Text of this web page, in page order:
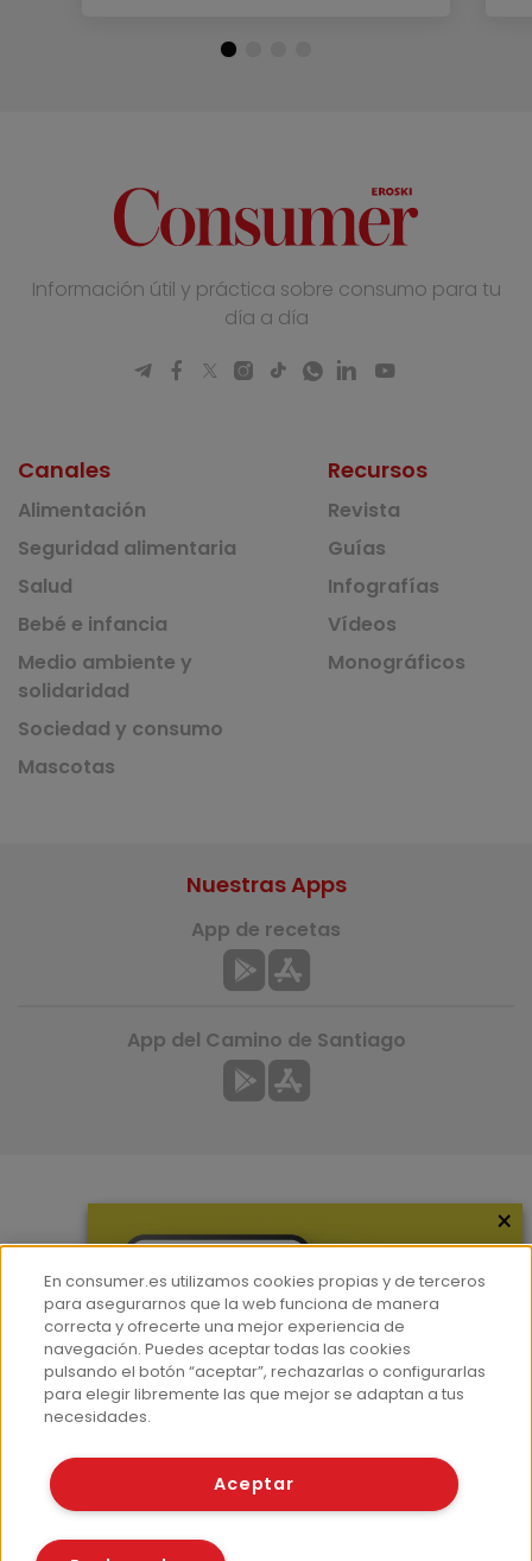
Información útil y práctica sobre consumo para tu
día a día
Canales
Alimentación
Seguridad alimentaria
Salud
Bebé e infancia
Medio ambiente y
solidaridad
Sociedad y consumo
Mascotas
Recursos
Revista
Guías
Infografías
Vídeos
Monográficos
Hemeroteca
Contacto
Prensa
Corpus Lingüístico Consumer
Nuestras Apps
App de recetas
App del Camino de Santiago
© Fundación EROSKI
Políticas de cookies
×
En consumer.es utilizamos cookies propias y de terceros
para asegurarnos que la web funciona de manera
correcta y ofrecerte una mejor experiencia de
navegación. Puedes aceptar todas las cookies
pulsando el botón “aceptar”, rechazarlas o configurarlas
para elegir libremente las que mejor se adaptan a tus
necesidades.
Aceptar